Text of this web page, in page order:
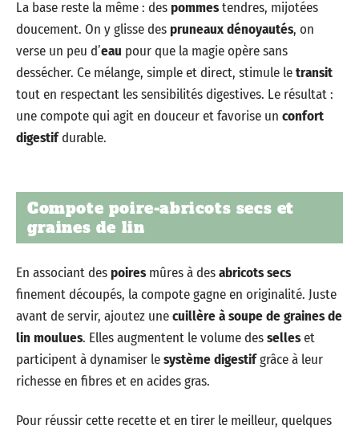
La base reste la même : despommestendres, mijotées
doucement. On y glisse despruneaux dénoyautés, on
verse un peu d’eau pour que la magie opère sans
dessécher. Ce mélange, simple et direct, stimule letransit
tout en respectant les sensibilités digestives. Le résultat :
une compote qui agit en douceur et favorise un confort
digestifdurable.
Compote poire-abricots secs et
graines de lin
En associant despoiresmûres à desabricots secs
finement découpés, la compote gagne en originalité. Juste
avant de servir, ajoutez unecuillère à soupe de graines de
lin moulues. Elles augmentent le volume desselleset
participent à dynamiser lesystème digestifgrâce à leur
richesse en fibres et en acides gras.
Pour réussir cette recette et en tirer le meilleur, quelques